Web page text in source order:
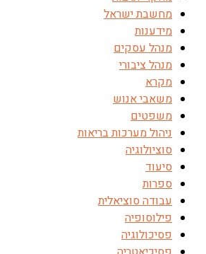
מחשבת ישראל
מידענות
מנהל עסקים
מנהל ציבורי
מקרא
משאבי אנוש
משפטים
ניהול מערכות בריאות
סוציולוגיה
סיעוד
ספרות
עבודה סוציאלית
פילוסופיה
פסיכולוגיה